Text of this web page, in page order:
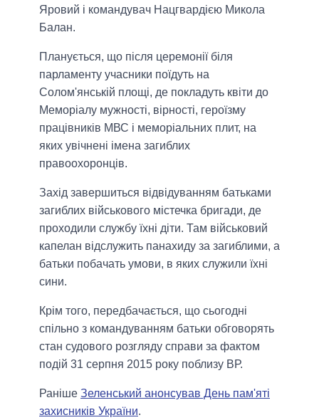
Яровий і командувач Нацгвардією Микола
Балан.
Планується, що після церемонії біля
парламенту учасники поїдуть на
Солом'янській площі, де покладуть квіти до
Меморіалу мужності, вірності, героїзму
працівників МВС і меморіальних плит, на
яких увічнені імена загиблих
правоохоронців.
Захід завершиться відвідуванням батьками
загиблих військового містечка бригади, де
проходили службу їхні діти. Там військовий
капелан відслужить панахиду за загиблими, а
батьки побачать умови, в яких служили їхні
сини.
Крім того, передбачається, що сьогодні
спільно з командуванням батьки обговорять
стан судового розгляду справи за фактом
подій 31 серпня 2015 року поблизу ВР.
Раніше Зеленський анонсував День пам'яті
захисників України.